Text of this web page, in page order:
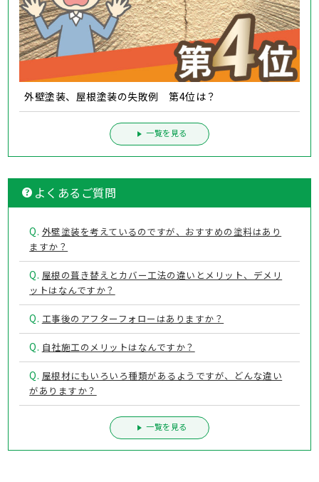
外壁塗装、屋根塗装の失敗例 第4位は？
一覧を見る
よくあるご質問
Q. 外壁塗装を考えているのですが、おすすめの塗料はあり
ますか？
Q. 屋根の葺き替えとカバー工法の違いとメリット、デメリ
ットはなんですか？
Q. 工事後のアフターフォローはありますか？
Q. 自社施工のメリットはなんですか？
Q. 屋根材にもいろいろ種類があるようですが、どんな違い
がありますか？
一覧を見る